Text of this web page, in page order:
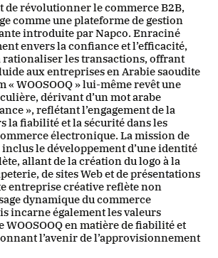
de révolutionner le commerce B2B,
comme une plateforme de gestion
introduite par Napco. Enraciné
envers la confiance et l’efficacité,
rationaliser les transactions, offrant
aux entreprises en Arabie saoudite
« WOOSOOQ » lui-même revêt une
dérivant d’un mot arabe
», reflétant l’engagement de la
la fiabilité et la sécurité dans les
électronique. La mission de
le développement d’une identité
allant de la création du logo à la
de sites Web et de présentations
entreprise créative reflète non
dynamique du commerce
incarne également les valeurs
WOOSOOQ en matière de fiabilité et
l’avenir de l’approvisionnement